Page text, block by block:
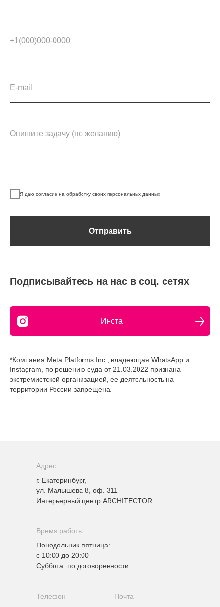
Я даю согласие на обработку своих персональных данных
Отправить
Подписывайтесь на нас в соц. сетях
Инста
*Компания Meta Platforms Inc., владеющая WhatsApp и
Instagram, по решению суда от 21.03.2022 признана
экстремистской организацией, ее деятельность на
территории России запрещена.
Адрес
Телефон
Время работы
Почта
г. Екатеринбург,
ул. Малышева 8, оф. 311
Интерьерный центр ARCHITECTOR
Понедельник-пятница:
с 10:00 до 20:00
Суббота: по договоренности